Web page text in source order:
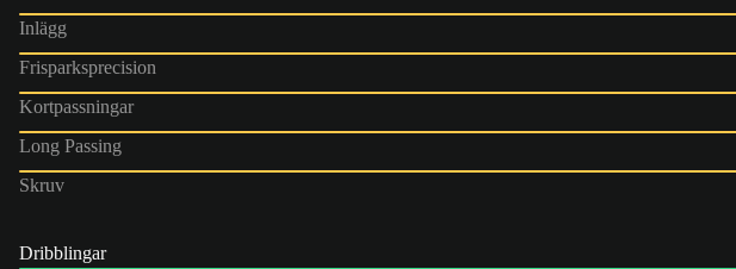
Inlägg
Frisparksprecision
Kortpassningar
Long Passing
Skruv
Dribblingar